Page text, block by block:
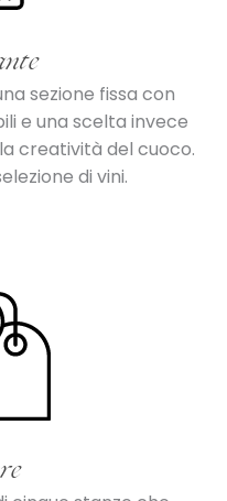
sezione fissa con
e una scelta invece
creatività del cuoco.
di vini.